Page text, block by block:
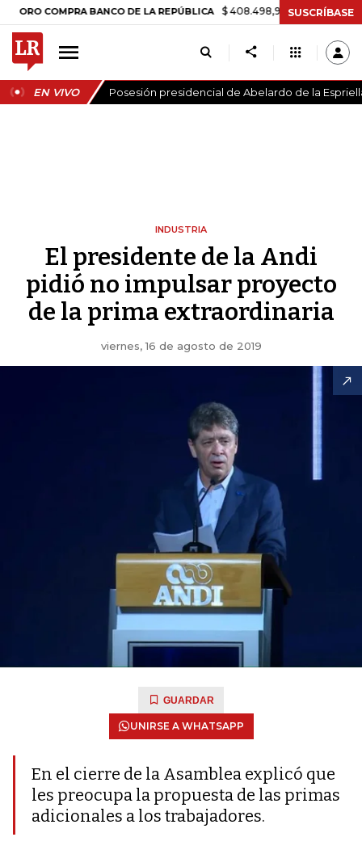
COMPRA BANCO DE LA REPÚBLICA $ 408.498,97 +$ 8.753,81 +2,19%
SUSCRÍBASE
EN VIVO Posesión presidencial de Abelardo de la
INDUSTRIA
El presidente de la Andi
pidió no impulsar proyecto
de la prima extraordinaria
viernes, 16 de agosto de 2019
GUARDAR
UNIRSE A WHATSAPP
En el cierre de la Asamblea explicó que
les preocupa la propuesta de las primas
adicionales a los trabajadores.